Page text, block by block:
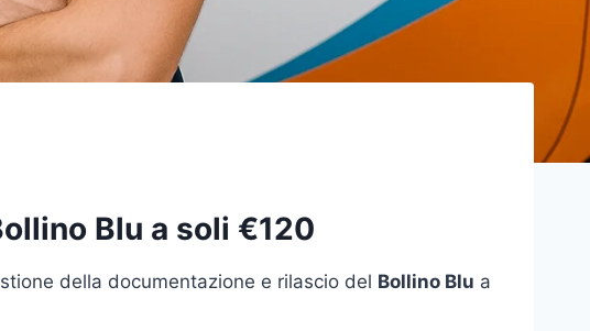
Blu a soli €120
della documentazione e rilascio del Bollino Blu a